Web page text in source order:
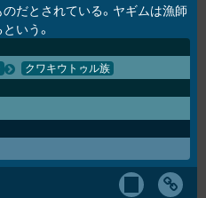
だとされている。ヤギムは漁師
いう。
クワキウトゥル族